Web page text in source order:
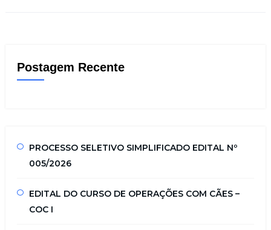
Postagem Recente
PROCESSO SELETIVO SIMPLIFICADO EDITAL Nº
005/2026
EDITAL DO CURSO DE OPERAÇÕES COM CÃES –
COC I